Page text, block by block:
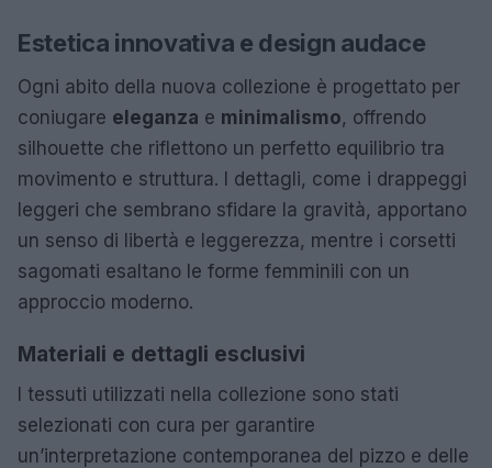
Estetica innovativa e design audace
Ogni abito della nuova collezione è progettato per
coniugare eleganza e minimalismo, offrendo
silhouette che riflettono un perfetto equilibrio tra
movimento e struttura. I dettagli, come i drappeggi
leggeri che sembrano sfidare la gravità, apportano
un senso di libertà e leggerezza, mentre i corsetti
sagomati esaltano le forme femminili con un
approccio moderno.
Materiali e dettagli esclusivi
I tessuti utilizzati nella collezione sono stati
selezionati con cura per garantire
un’interpretazione contemporanea del pizzo e delle